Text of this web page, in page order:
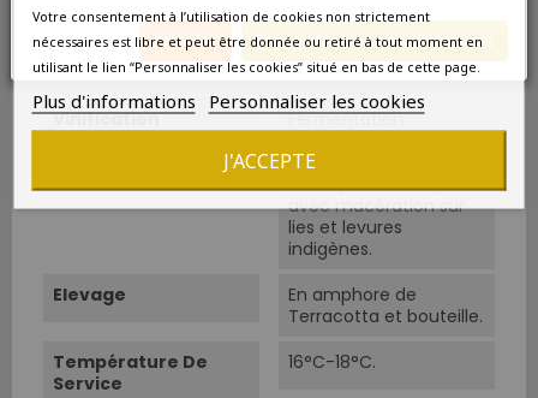
Annuler Enregistrer les modifications
Cépage Dominant
Grecanico
Cépages Grecanico 100%.
Vinification
Fermentation
amphore de terre
cuite (Terracotta)
avec macération sur
lies et levures
indigènes.
Elevage
En amphore de
Terracotta et bouteille.
Température De
Service
16°C-18°C.
Votre consentement à l’utilisation de cookies non strictement
nécessaires est libre et peut être donnée ou retiré à tout moment en
utilisant le lien “Personnaliser les cookies” situé en bas de cette page.
Plus d'informations Personnaliser les cookies
J'ACCEPTE